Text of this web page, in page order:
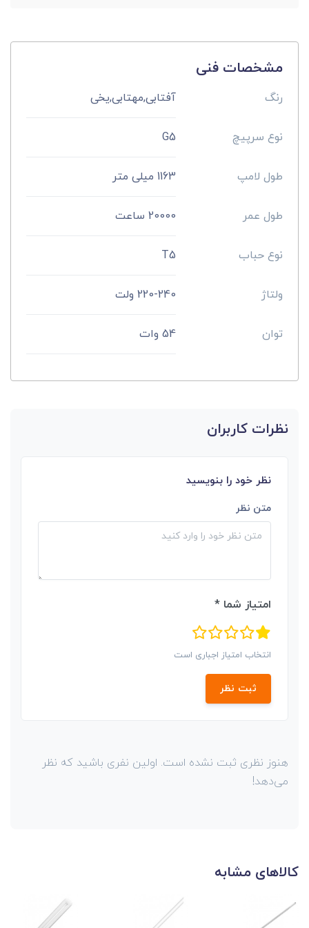
مشخصات فنی
رنگ آفتابی,مهتابی,یخی
نوع سرپیچ G5
طول لامپ 1163 میلی متر
طول عمر 20000 ساعت
نوع حباب T5
ولتاژ 220-240 ولت
توان 54 وات
نظرات کاربران
نظر خود را بنویسید
متن نظر
امتیاز شما *
انتخاب امتیاز اجباری است
ثبت نظر
هنوز نظری ثبت نشده است. اولین نفری باشید که نظر
می‌دهد!
کالاهای مشابه